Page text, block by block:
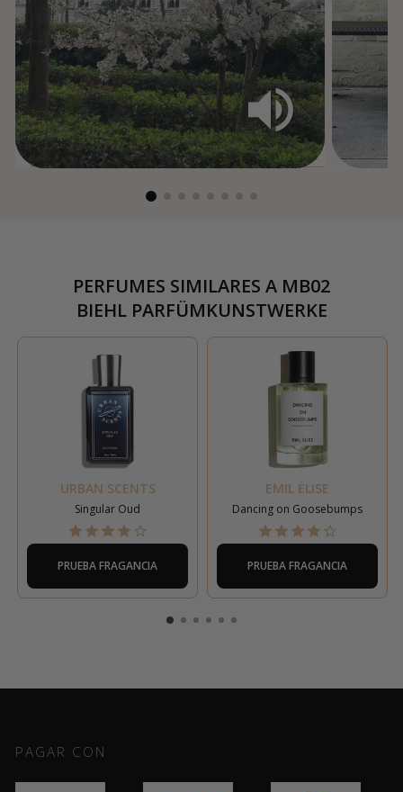
PERFUMES SIMILARES A MB02
BIEHL PARFÜMKUNSTWERKE
URBAN SCENTS
Singular Oud
PRUEBA FRAGANCIA
EMIL ÉLISE
Dancing on Goosebumps
PRUEBA FRAGANCIA
PAGAR CON